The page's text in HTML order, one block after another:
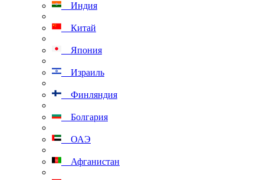
Индия
Китай
Япония
Израиль
Финляндия
Болгария
ОАЭ
Афганистан